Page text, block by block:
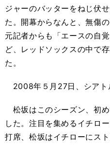
ジャーのバッターをねじ伏
た。開幕からなんと、無傷
元記者からも「エースの自
ど、レッドソックスの中で
た。
2008年５月27日、シアト
松坂はこのシーズン、初
した。注目を集めるイチロ
打席、松坂はイチローにス